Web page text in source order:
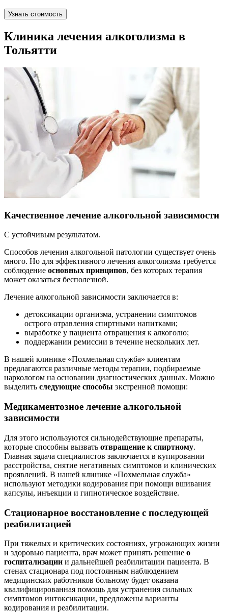
Узнать стоимость
Клиника лечения алкоголизма в
Тольятти
Качественное лечение алкогольной зависимости
С устойчивым результатом.
Способов лечения алкогольной патологии существует очень
много. Но для эффективного лечения алкоголизма требуется
соблюдение основных принципов, без которых терапия
может оказаться бесполезной.
Лечение алкогольной зависимости заключается в:
детоксикации организма, устранении симптомов
острого отравления спиртными напитками;
выработке у пациента отвращения к алкоголю;
поддержании ремиссии в течение нескольких лет.
В нашей клинике «Похмельная служба» клиентам
предлагаются различные методы терапии, подбираемые
наркологом на основании диагностических данных. Можно
выделить следующие способы экстренной помощи:
Медикаментозное лечение алкогольной
зависимости
Для этого используются сильнодействующие препараты,
которые способны вызвать отвращение к спиртному.
Главная задача специалистов заключается в купировании
расстройства, снятие негативных симптомов и клинических
проявлений. В нашей клинике «Похмельная служба»
используют методики кодирования при помощи вшивания
капсулы, инъекции и гипнотическое воздействие.
Стационарное восстановление с последующей
реабилитацией
При тяжелых и критических состояниях, угрожающих жизни
и здоровью пациента, врач может принять решение о
госпитализации и дальнейшей реабилитации пациента. В
стенах стационара под постоянным наблюдением
медицинских работников больному будет оказана
квалифицированная помощь для устранения сильных
симптомов интоксикации, предложены варианты
кодирования и реабилитации.